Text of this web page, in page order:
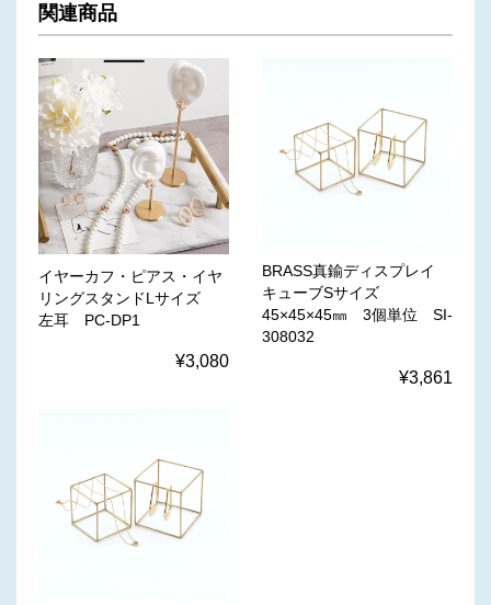
関連商品
イヤーカフ・ピアス・イヤ
リングスタンドLサイズ
左耳 PC-DP1
¥3,080
BRASS真鍮ディスプレイ
キューブSサイズ
45×45×45㎜ 3個単位 SI-
308032
¥3,861